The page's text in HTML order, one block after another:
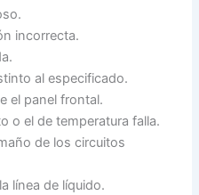
incorrecta.
al especificado.
el panel frontal.
o el de temperatura falla.
de los circuitos
línea de líquido.